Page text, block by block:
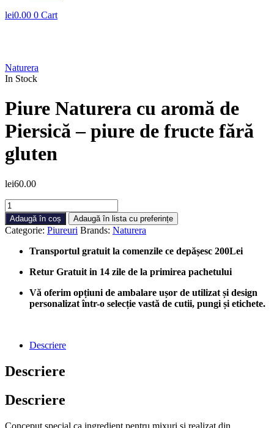
lei0.00 0 Cart
Naturera
In Stock
Piure Naturera cu aromă de
Piersică – piure de fructe fără
gluten
lei60.00
Cantitate
Piure
Naturera
cu
aromă
Piersică
piure
Adaugă în coș Adaugă în lista cu preferințe
Categorie: Piureuri Brands: Naturera
Transportul gratuit la comenzile ce depășesc 200Lei
Retur Gratuit in 14 zile de la primirea pachetului
Vă oferim opțiuni de ambalare ușor de utilizat și design
personalizat într-o selecție vastă de cutii, pungi și etichete.
Descriere
Descriere
Descriere
Conceput special ca ingredient pentru mixuri și realizat din